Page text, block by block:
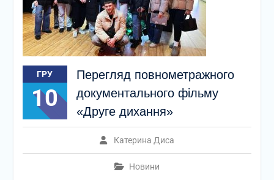
ГРУ
10
Перегляд повнометражного
документального фільму
«Друге дихання»
Катерина Диса
Новини